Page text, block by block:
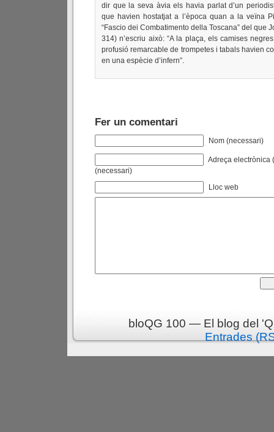
dir que la seva àvia els havia parlat d’un
que havien hostatjat a l’època quan a la veïna
“Fascio dei Combatimento della Toscana” del que
314) n’escriu això: “A la plaça, els camises
profusió remarcable de trompetes i tabals havien
en una espècie d’infern”.
Fer un comentari
Nom (necessari)
Adreça electrònica
(necessari)
Lloc web
bloQG 100 — El blog del
Entrades